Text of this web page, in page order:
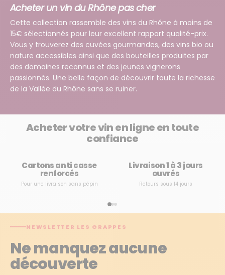
Acheter un vin du Rhône pas cher
Cette collection rassemble des vins du Rhône à moins de
15€ sélectionnés pour leur excellent rapport qualité-prix.
Vous y trouverez des cuvées gourmandes, des vins bio ou
nature accessibles ainsi que des bouteilles produites par
des domaines reconnus et des jeunes vignerons
passionnés. Une belle façon de découvrir toute la richesse
de la Vallée du Rhône sans se ruiner.
Acheter votre vin en ligne en toute
confiance
Cartons anti casse
renforcés
Pour une livraison sans pépin
Livraison 1 à 3 jours
ouvrés
Retours sous 14 jours
NEWSLETTER LES GRAPPES
Ne manquez aucune
découverte